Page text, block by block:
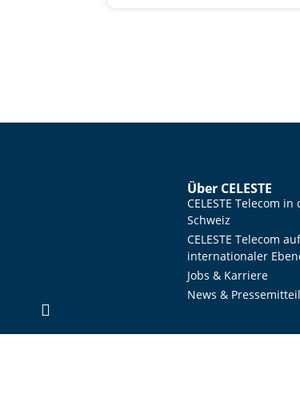
Über CELESTE
CELESTE Telecom in
Schweiz
CELESTE Telecom auf
internationaler
Jobs & Karriere
News &